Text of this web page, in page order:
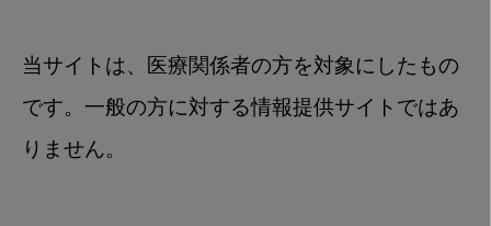
当サイトは、医療関係者の方を対象にしたもの
です。一般の方に対する情報提供サイトではあ
りません。